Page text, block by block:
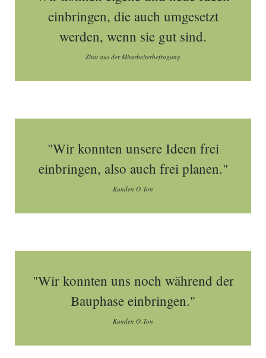
einbringen, die auch umgesetzt
werden, wenn sie gut sind.
Zitat aus der Mitarbeiterbefragung
"Wir konnten unsere Ideen frei
einbringen, also auch frei planen."
Kunden O-Ton
"Wir konnten uns noch während der
Bauphase einbringen."
Kunden O-Ton